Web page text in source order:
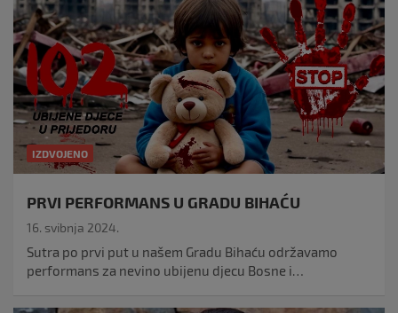
IZDVOJENO
PRVI PERFORMANS U GRADU BIHAĆU
16. svibnja 2024.
Sutra po prvi put u našem Gradu Bihaću održavamo
performans za nevino ubijenu djecu Bosne i…